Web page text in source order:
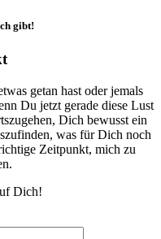
gibt!
getan hast oder jemals
Du jetzt gerade diese Lust
Dich bewusst ein
was für Dich noch
Zeitpunkt, mich zu
Dich!